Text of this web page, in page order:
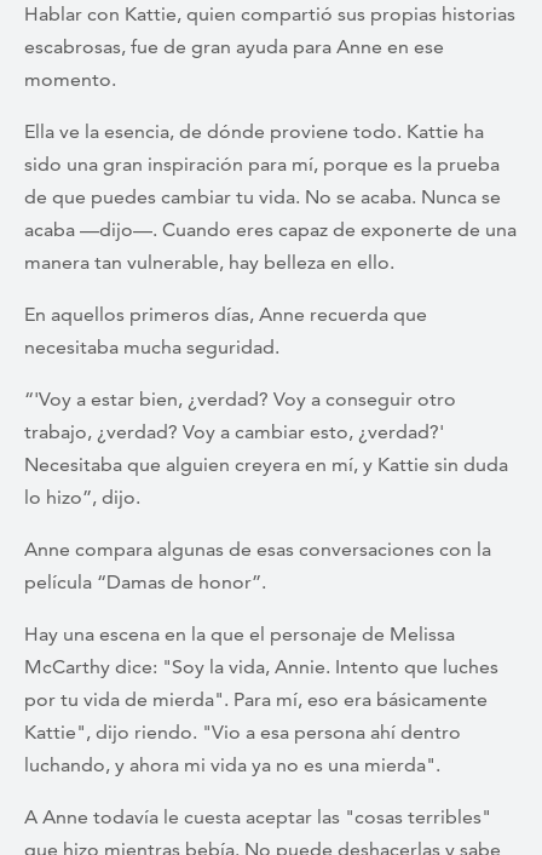
Hablar con Kattie, quien compartió sus propias historias
escabrosas, fue de gran ayuda para Anne en ese
momento.
Ella ve la esencia, de dónde proviene todo. Kattie ha
sido una gran inspiración para mí, porque es la prueba
de que puedes cambiar tu vida. No se acaba. Nunca se
acaba —dijo—. Cuando eres capaz de exponerte de una
manera tan vulnerable, hay belleza en ello.
En aquellos primeros días, Anne recuerda que
necesitaba mucha seguridad.
“'Voy a estar bien, ¿verdad? Voy a conseguir otro
trabajo, ¿verdad? Voy a cambiar esto, ¿verdad?'
Necesitaba que alguien creyera en mí, y Kattie sin duda
lo hizo”, dijo.
Anne compara algunas de esas conversaciones con la
película “Damas de honor”.
Hay una escena en la que el personaje de Melissa
McCarthy dice: "Soy la vida, Annie. Intento que luches
por tu vida de mierda". Para mí, eso era básicamente
Kattie", dijo riendo. "Vio a esa persona ahí dentro
luchando, y ahora mi vida ya no es una mierda".
A Anne todavía le cuesta aceptar las "cosas terribles"
que hizo mientras bebía. No puede deshacerlas y sabe